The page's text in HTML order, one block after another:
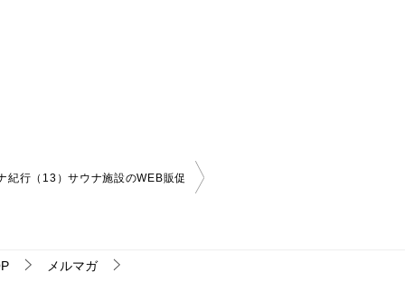
紀行（13）サウナ施設のWEB販促
メルマガ